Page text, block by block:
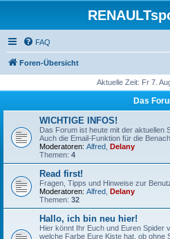
FAQ
Foren-Übersicht
Aktuelle Zeit: Fr 7.
Das
WICHTIGE INFOS!
Das Forum ist heute mit der aktuellen
Auch die Email-Funktion für die
Moderatoren: Alfred Delany
Themen: 4
Read first!
Fragen, Tipps und Hinweise zur
Moderatoren: Alfred Delany
Themen: 32
Hallo, ich bin neu hier!
Hier könnt Ihr Euch und Euren Spider
welche Farbe Eure Kiste hat, ob ohne